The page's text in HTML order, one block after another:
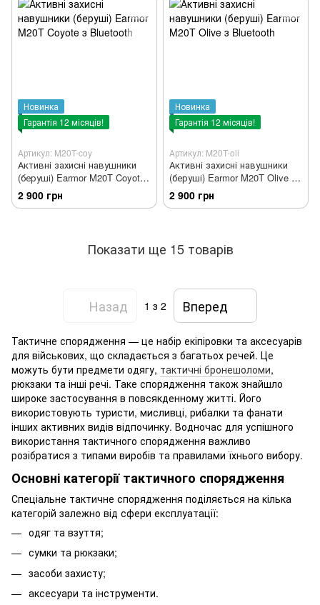
Новинка
Гарантія 12 місяців!
Артикул: M20T-coy
Активні захисні навушники
(беруші) Earmor M20T Coyote
з Bluetooth
2 900 грн
Новинка
Гарантія 12 місяців!
Артикул: M20T-oli
Активні захисні навушники
(беруші) Earmor M20T Olive з
Bluetooth
2 900 грн
Показати ще 15 товарів
Назад 1 з 2 Вперед
Тактичне спорядження — це набір екіпіровки та аксесуарів
для військових, що складається з багатьох речей. Це
можуть бути предмети одягу, тактичні бронешоломи,
рюкзаки та інші речі. Таке спорядження також знайшло
широке застосування в повсякденному житті. Його
використовують туристи, мисливці, рибалки та фанати
інших активних видів відпочинку. Водночас для успішного
використання тактичного спорядження важливо
розібратися з типами виробів та правилами їхнього вибору.
Основні категорії тактичного спорядження
Спеціальне тактичне спорядження поділяється на кілька
категорій залежно від сфери експлуатації:
одяг та взуття;
сумки та рюкзаки;
засоби захисту;
аксесуари та інструменти.